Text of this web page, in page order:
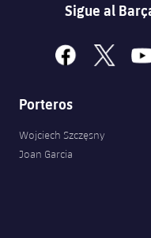
Sigue al
facebook
x
Porteros
Wojciech Szczęsny
Joan Garcia